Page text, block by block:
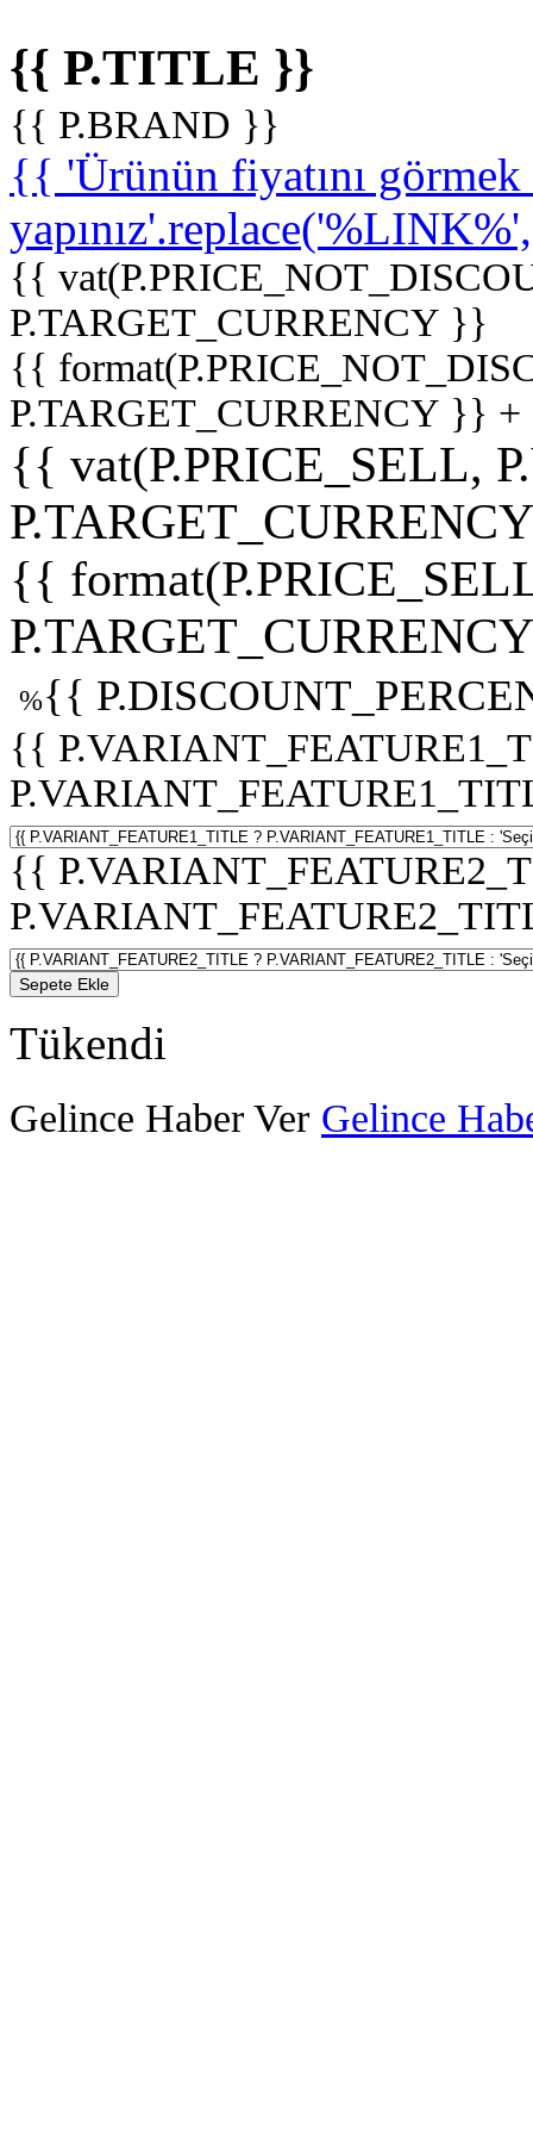
{{ P.TITLE }}
{{ P.BRAND }}
{{ 'Ürünün fiyatını
{{
P.TARGET_CURRENCY }}
{{
P.TARGET_CURRENCY }}
{{ vat(P.PRICE_SELL,
{{
%{{
{{
{{
Sepete Ekle
Tükendi
Gelince Haber Ver Gelince